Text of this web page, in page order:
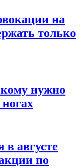
на
только
кому нужно
августе
по